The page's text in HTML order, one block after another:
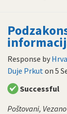
Response by
Duje Prkut on 5
Successful
Poštovani,